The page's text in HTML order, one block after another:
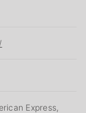
Express,